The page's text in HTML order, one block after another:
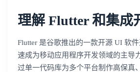
理解 Flutter 和集成
Flutter 是谷歌推出的一款开源 UI 软
速成为移动应用程序开发领域的主导
过单一代码库为多个平台制作高保真